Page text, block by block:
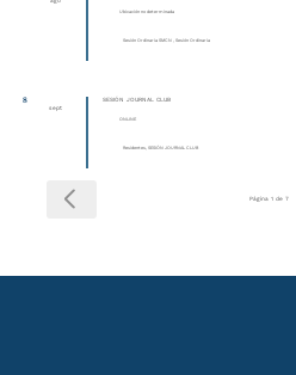
Ubicación no determinada
Sesión Ordinaria SMCN , Sesión Ordinaria
8
sept
SESIÓN JOURNAL CLUB
ONLINE
Residentes, SESIÓN JOURNAL CLUB
Página 1 de 7